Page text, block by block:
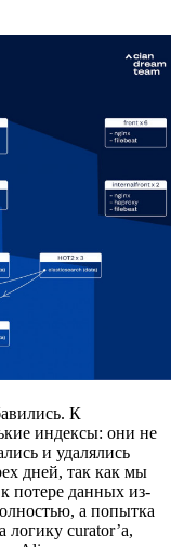
К
индексы: они не
и удалялись
дней, так как мы
потере данных из-
а попытка
curator’а,